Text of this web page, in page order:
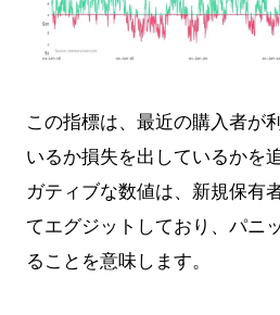
この指標は、最近の購入者が
いるか損失を出しているかを
ガティブな数値は、新規保有
てエグジットしており、パニ
ることを意味します。